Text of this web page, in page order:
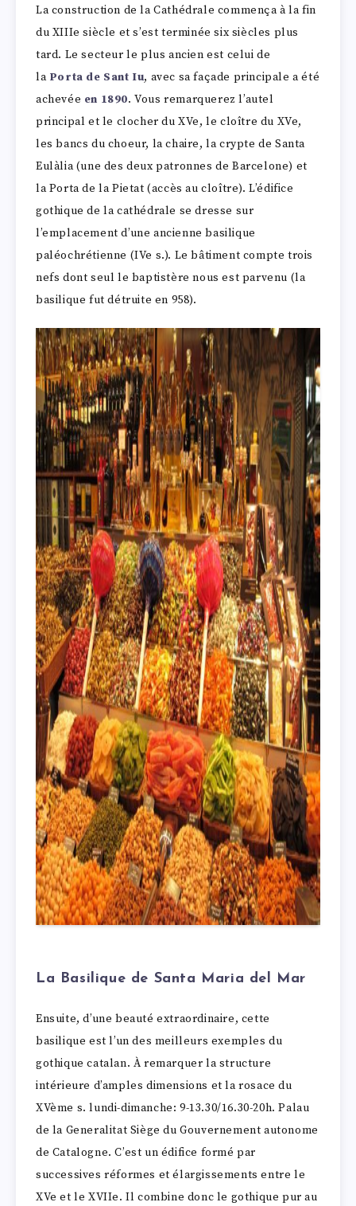
La construction de la Cathédrale commença à la fin
du XIIIe siècle et s’est terminée six siècles plus
tard. Le secteur le plus ancien est celui de
la Porta de Sant Iu, avec sa façade principale a été
achevée en 1890.Vous remarquerez l’autel
principal et le clocher du XVe, le cloître du XVe,
les bancs du choeur, la chaire, la crypte de Santa
Eulàlia (une des deux patronnes de Barcelone) et
la Porta de la Pietat (accès au cloître). L’édifice
gothique de la cathédrale se dresse sur
l’emplacement d’une ancienne basilique
paléochrétienne (IVe s.). Le bâtiment compte trois
nefs dont seul le baptistère nous est parvenu (la
basilique fut détruite en 958).
La Basilique de Santa Maria del Mar
Ensuite, d’une beauté extraordinaire, cette
basilique est l’un des meilleurs exemples du
gothique catalan. À remarquer la structure
intérieure d’amples dimensions et la rosace du
XVème s. lundi-dimanche: 9-13.30/16.30-20h. Palau
de la Generalitat Siège du Gouvernement autonome
de Catalogne. C’est un édifice formé par
successives réformes et élargissements entre le
XVe et le XVIIe. Il combine donc le gothique pur au